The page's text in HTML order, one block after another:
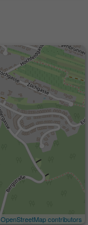
OpenStreetMap contributors